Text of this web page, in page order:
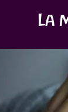
La